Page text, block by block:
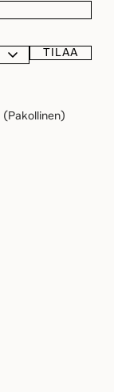
(Pakollinen)
TILAA